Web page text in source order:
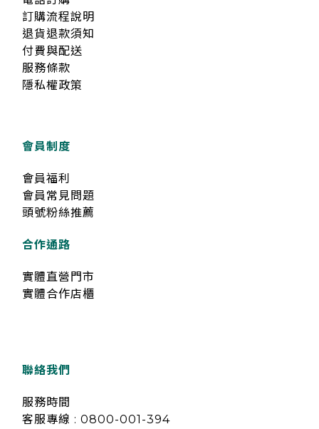
訂購流程說明
退貨退款須知
付費與配送
服務條款
隱私權政策
會員制度
會員福利
會員常見問題
頭號粉絲推薦
合作通路
實體直營門市
實體合作店櫃
聯絡我們
服務時間
客服專線 : 0800-001-394